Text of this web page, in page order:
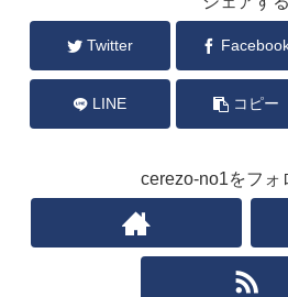
Twitter
LINE コピー
cerezo-no1をフォ